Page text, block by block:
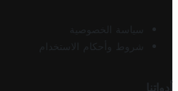
سياسة الخصوصية
شروط وأحكام الاستخدام
أدواتنا